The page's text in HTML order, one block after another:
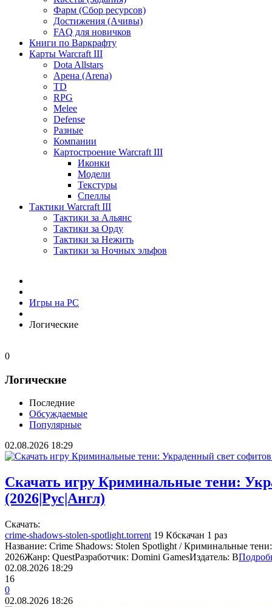
Фарм (Сбор ресурсов)
Достижения (Ачивы)
FAQ для новичков
Книги по Варкрафту
Карты Warcraft III
Dota Allstars
Арена (Arena)
TD
RPG
Melee
Defense
Разные
Компании
Картостроение Warcraft III
Иконки
Модели
Текстуры
Спеллы
Тактики Warcraft III
Тактики за Альянс
Тактики за Орду
Тактики за Нежить
Тактики за Ночных эльфов
Игры на PC
Логические
0
Логические
Последние
Обсуждаемые
Популярные
02.08.2026 18:29
Скачать игру Криминальные тени:
(2026|Рус|Англ)
Cкачать:
crime-shadows-stolen-spotlight.torrent 19 Кбскачан 1 раз
Название: Crime Shadows: Stolen Spotlight / Криминальные
2026Жанр: QuestРазработчик: Domini GamesИздатель: B
02.08.2026 18:29
16
0
02.08.2026 18:26